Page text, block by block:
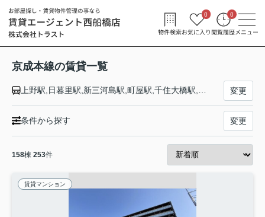
物件検索お気に入り
0
閲覧履歴
0
メニュー
京成本線の賃貸一覧
上野駅,日暮里駅,新三河島駅,町屋駅,千住大橋駅,京成関屋駅,堀切菖蒲園駅,お花茶屋駅,青砥駅,京成高砂駅,京成小岩駅,江戸川駅,国府台駅,市川真間駅,菅野駅,本八幡駅,鬼越駅,京成中山駅,東中山駅,京成西船駅,海神駅,京成船橋駅,大神宮下駅,船橋競馬場駅,谷津駅,京成津田沼駅,京成大久保駅,実籾駅,八千代台駅,京成大和田駅,勝田台駅,志津駅,ユーカリが丘駅,京成臼井駅,京成佐倉駅,大佐倉駅,京成酒々井駅,宗吾参道駅,公津の杜駅,成田駅,東成田駅,空港第２ビル駅,成田空港駅 変更
条件から探す 変更
158棟 253件
賃貸マンション